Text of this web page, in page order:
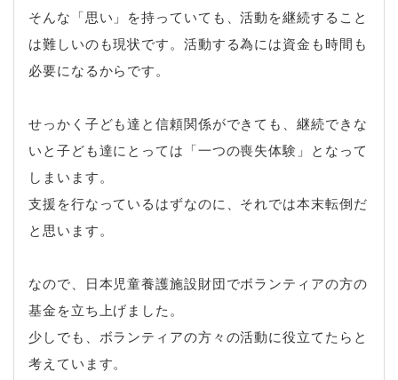
そんな「思い」を持っていても、活動を継続すること
は難しいのも現状です。活動する為には資金も時間も
必要になるからです。
せっかく子ども達と信頼関係ができても、継続できな
いと子ども達にとっては「一つの喪失体験」となって
しまいます。
支援を行なっているはずなのに、それでは本末転倒だ
と思います。
なので、日本児童養護施設財団でボランティアの方の
基金を立ち上げました。
少しでも、ボランティアの方々の活動に役立てたらと
考えています。